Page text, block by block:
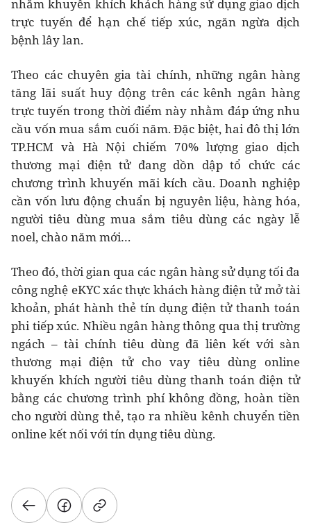
nhằm khuyến khích khách hàng sử dụng giao dịch
trực tuyến để hạn chế tiếp xúc, ngăn ngừa dịch
bệnh lây lan.
Theo các chuyên gia tài chính, những ngân hàng
tăng lãi suất huy động trên các kênh ngân hàng
trực tuyến trong thời điểm này nhằm đáp ứng nhu
cầu vốn mua sắm cuối năm. Đặc biệt, hai đô thị lớn
TP.HCM và Hà Nội chiếm 70% lượng giao dịch
thương mại điện tử đang dồn dập tổ chức các
chương trình khuyến mãi kích cầu. Doanh nghiệp
cần vốn lưu động chuẩn bị nguyên liệu, hàng hóa,
người tiêu dùng mua sắm tiêu dùng các ngày lễ
noel, chào năm mới…
Theo đó, thời gian qua các ngân hàng sử dụng tối đa
công nghệ eKYC xác thực khách hàng điện tử mở tài
khoản, phát hành thẻ tín dụng điện tử thanh toán
phi tiếp xúc. Nhiều ngân hàng thông qua thị trường
ngách – tài chính tiêu dùng đã liên kết với sàn
thương mại điện tử cho vay tiêu dùng online
khuyến khích người tiêu dùng thanh toán điện tử
bằng các chương trình phí không đồng, hoàn tiền
cho người dùng thẻ, tạo ra nhiều kênh chuyển tiền
online kết nối với tín dụng tiêu dùng.